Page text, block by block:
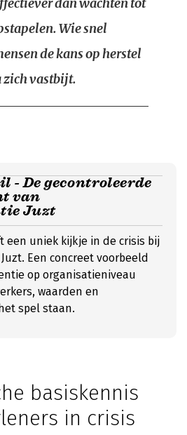
Wie snel
de kans op herstel
vastbijt.
- De gecontroleerde
van
Juzt
een uniek kijkje in de crisis bij
Een concreet voorbeeld
op organisatieniveau
waarden en
spel staan.
basiskennis
in crisis